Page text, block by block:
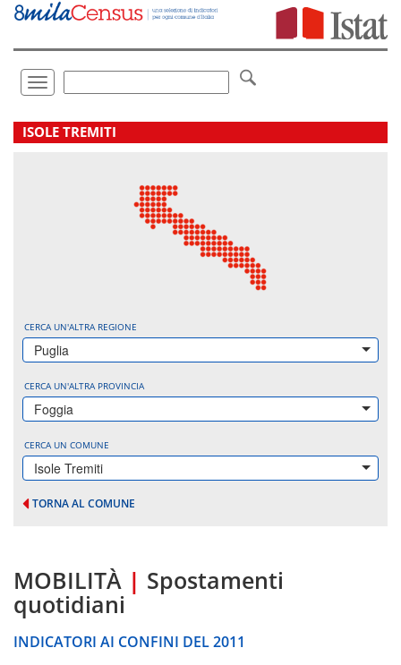
Vai
direttamente
Toggle
navigation
.
ISOLE TREMITI
CERCA UN'ALTRA REGIONE
Puglia
CERCA UN'ALTRA PROVINCIA
Foggia
CERCA UN COMUNE
Isole Tremiti
TORNA AL COMUNE
MOBILITÀ | Spostamenti
quotidiani
INDICATORI AI CONFINI DEL 2011